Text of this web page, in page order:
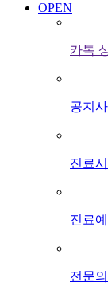
OPEN
카톡
공지
진료
진료
전문